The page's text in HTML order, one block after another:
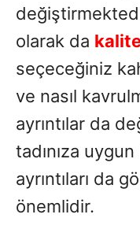
olarak da
seçeceğiniz
ve nasıl
ayrıntılar da
tadınıza
ayrıntıları da
önemlidir.